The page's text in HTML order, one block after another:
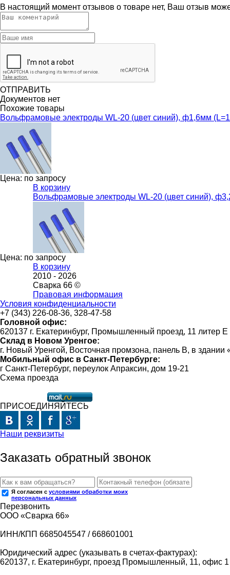
В настоящий момент отзывов о товаре нет, Ваш отзыв
ОТПРАВИТЬ
Документов нет
Похожие товары
Вольфрамовые электроды WL-20 (цвет синий), ф1,6мм
Цена: по запросу
В корзину
Вольфрамовые электроды WL-20 (цвет синий),
Цена: по запросу
В корзину
2010 - 2026
Сварка 66 ©
Правовая информация
Условия конфиденциальности
+7 (343) 226-08-36, 328-47-58
Головной офис:
620137 г. Екатеринбург, Промышленный проезд, 11 литер Е
Склад в Новом Уренгое:
г. Новый Уренгой, Восточная промзона, панель В, в
Мобильный офис в Санкт-Петербурге:
г Санкт-Петербург, переулок Апраксин, дом 19-21
Схема проезда
ПРИСОЕДИНЯЙТЕСЬ
Наши реквизиты
Заказать обратный звонок
Я согласен с условиями обработки моих
персональных данных
Перезвонить
ООО «Сварка 66»
ИНН/КПП 6685045547 / 668601001
Юридический адрес (указывать в счетах-фактурах):
620137, г. Екатеринбург, проезд Промышленный, 11, офис 1